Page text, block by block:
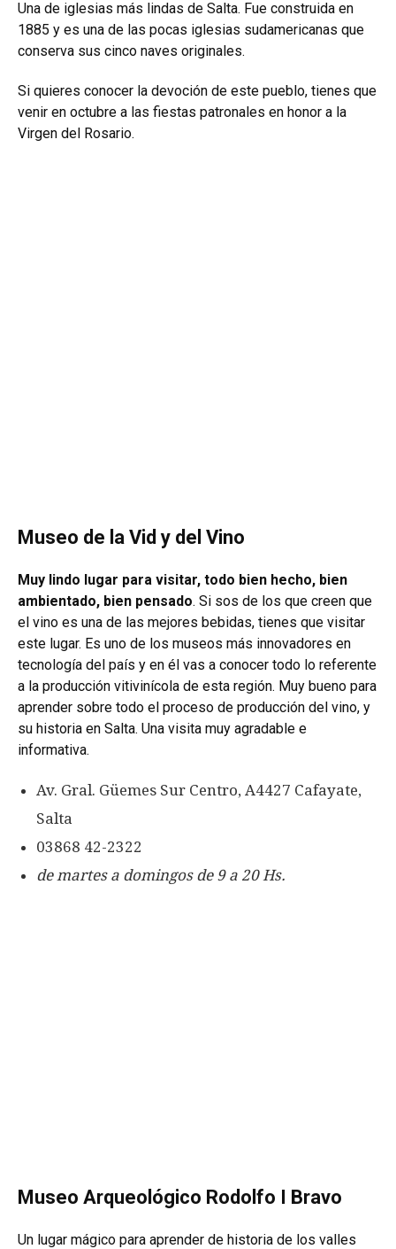
Una de iglesias más lindas de Salta. Fue construida en
1885 y es una de las pocas iglesias sudamericanas que
conserva sus cinco naves originales.
Si quieres conocer la devoción de este pueblo, tienes que
venir en octubre a las fiestas patronales en honor a la
Virgen del Rosario.
Museo de la Vid y del Vino
Muy lindo lugar para visitar, todo bien hecho, bien
ambientado, bien pensado. Si sos de los que creen que
el vino es una de las mejores bebidas, tienes que visitar
este lugar. Es uno de los museos más innovadores en
tecnología del país y en él vas a conocer todo lo referente
a la producción vitivinícola de esta región. Muy bueno para
aprender sobre todo el proceso de producción del vino, y
su historia en Salta. Una visita muy agradable e
informativa.
Av. Gral. Güemes Sur Centro, A4427 Cafayate,
Salta
03868 42-2322
de martes a domingos de 9 a 20 Hs.
Museo Arqueológico Rodolfo I Bravo
Un lugar mágico para aprender de historia de los valles